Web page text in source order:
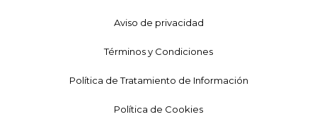
Aviso de privacidad
Términos y Condiciones
Política de Tratamiento de Información
Política de Cookies